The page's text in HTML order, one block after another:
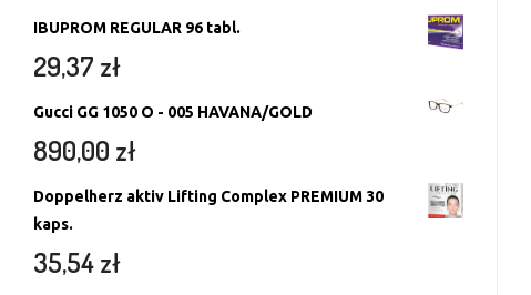
IBUPROM REGULAR 96 tabl.
29,37 zł
Gucci GG 1050 O - 005 HAVANA/GOLD
890,00 zł
Doppelherz aktiv Lifting Complex PREMIUM 30
kaps.
35,54zł